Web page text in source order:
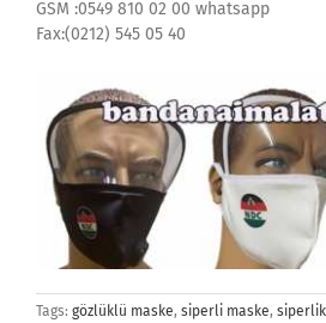
GSM :0549 810 02 00 whatsapp
Fax:(0212) 545 05 40
Tags: gözlüklü maske, siperli maske,